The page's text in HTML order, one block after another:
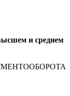
и среднем